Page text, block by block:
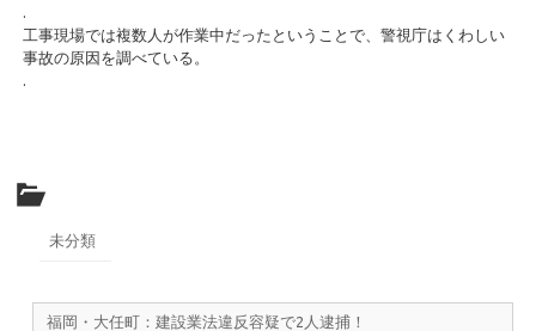
.
工事現場では複数人が作業中だったということで、警視庁はくわしい
事故の原因を調べている。
.
未分類
福岡・大任町：建設業法違反容疑で2人逮捕！